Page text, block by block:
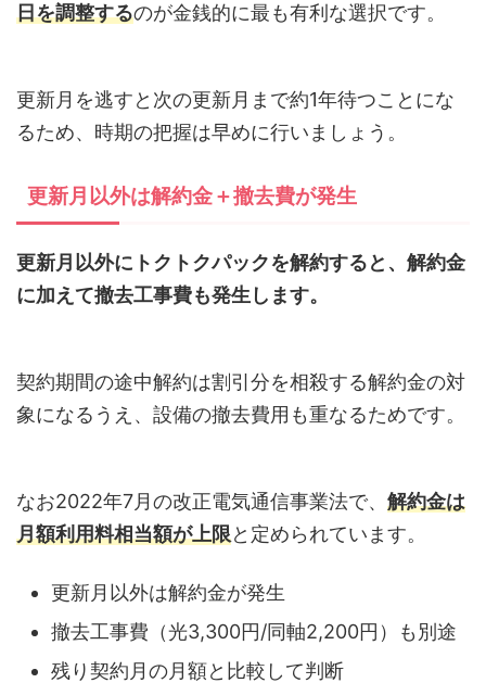
日を調整するのが金銭的に最も有利な選択です。
更新月を逃すと次の更新月まで約1年待つことにな
るため、時期の把握は早めに行いましょう。
更新月以外は解約金＋撤去費が発生
更新月以外にトクトクパックを解約すると、解約金
に加えて撤去工事費も発生します。
契約期間の途中解約は割引分を相殺する解約金の対
象になるうえ、設備の撤去費用も重なるためです。
なお2022年7月の改正電気通信事業法で、 解約金は
月額利用料相当額が上限と定められています。
更新月以外は解約金が発生
撤去工事費（光3,300円/同軸2,200円）も別途
残り契約月の月額と比較して判断